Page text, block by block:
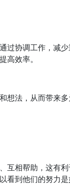
过协调工作，减
高效率。
想法，从而带来
互相帮助，这有
看到他们的努力